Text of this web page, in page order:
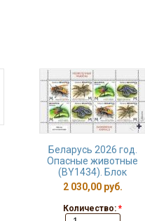
Беларусь 2026 год.
Опасные животные
(BY1434). Блок
2 030,00 руб.
Количество: *